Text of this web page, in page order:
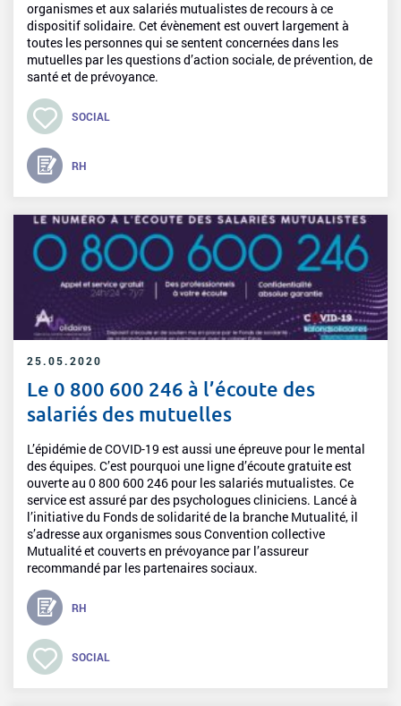
organismes et aux salariés mutualistes de recours à ce
dispositif solidaire. Cet évènement est ouvert largement à
toutes les personnes qui se sentent concernées dans les
mutuelles par les questions d’action sociale, de prévention, de
santé et de prévoyance.
SOCIAL
RH
25.05.2020
Le 0 800 600 246 à l’écoute des
salariés des mutuelles
L’épidémie de COVID-19 est aussi une épreuve pour le mental
des équipes. C’est pourquoi une ligne d’écoute gratuite est
ouverte au 0 800 600 246 pour les salariés mutualistes. Ce
service est assuré par des psychologues cliniciens. Lancé à
l’initiative du Fonds de solidarité de la branche Mutualité, il
s’adresse aux organismes sous Convention collective
Mutualité et couverts en prévoyance par l’assureur
recommandé par les partenaires sociaux.
RH
SOCIAL